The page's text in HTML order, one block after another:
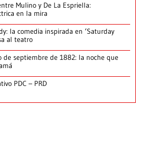
Mulino y De La Espriella:
en la mira
la comedia inspirada en ‘Saturday
al teatro
de septiembre de 1882: la noche que
PDC – PRD